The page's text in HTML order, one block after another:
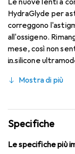
Le nuove lenti a
HydraGlyde per
correggono
all'ossigeno.
mese, così non
in silicone
HydraGlyde
indossabilità che
tutto il giorno con
Mostra di più
Specifiche
Le specifiche più